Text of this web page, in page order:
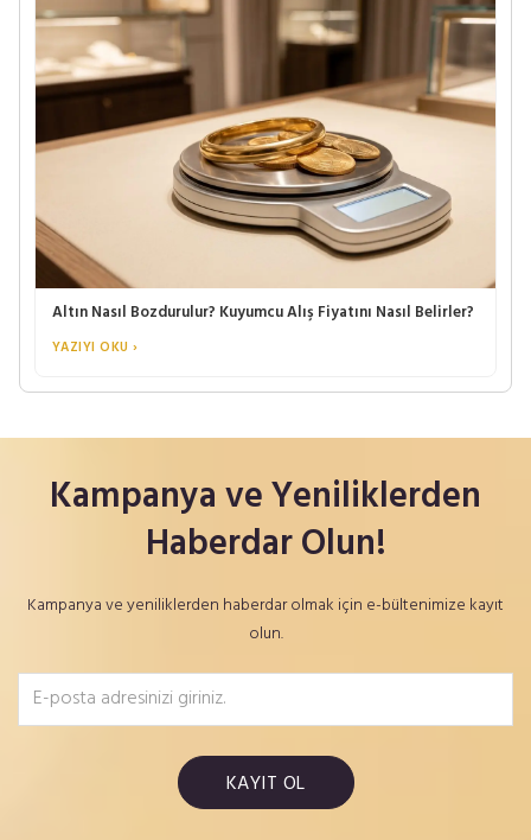
Altın Nasıl Bozdurulur? Kuyumcu Alış Fiyatını Nasıl Belirler?
YAZIYI OKU ›
Kampanya ve Yeniliklerden
Haberdar Olun!
Kampanya ve yeniliklerden haberdar olmak için e-bültenimize kayıt
olun.
KAYIT OL